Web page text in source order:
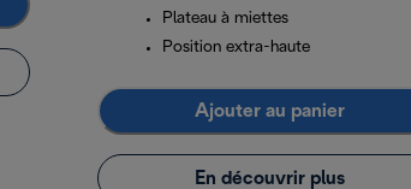
Plateau à miettes
Position extra-haute
Ajouter au panier
En découvrir plus